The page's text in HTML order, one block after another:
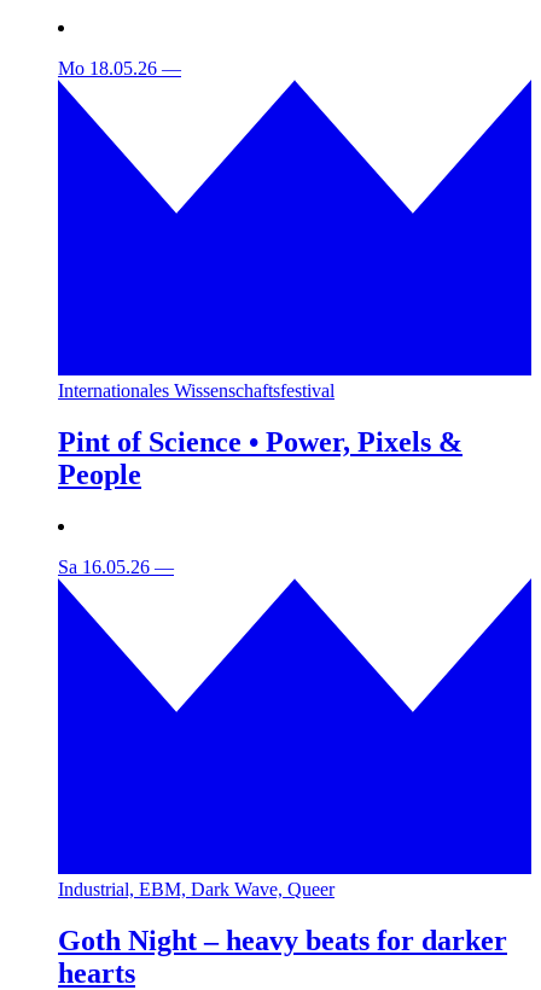
Mo 18.05.26 —
Internationales Wissenschaftsfestival
Pint of Science • Power, Pixels &
People
Sa 16.05.26 —
Industrial, EBM, Dark Wave, Queer
Goth Night – heavy beats for darker
hearts